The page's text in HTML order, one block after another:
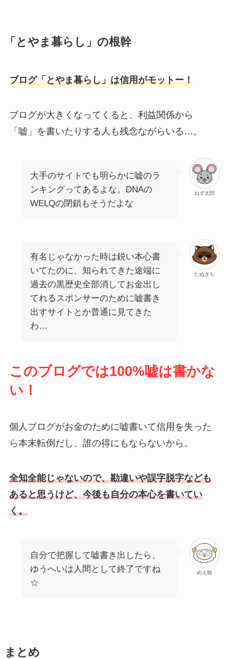
「とやま暮らし」の根幹
ブログ「とやま暮らし」は信用がモットー！
ブログが大きくなってくると、利益関係から
「嘘」を書いたりする人も残念ながらいる…。
ねず太郎
大手のサイトでも明らかに嘘のラ
ンキングってあるよな。DNAの
WELQの閉鎖もそうだよな
たぬきち
有名じゃなかった時は鋭い本心書
いてたのに、知られてきた途端に
過去の黒歴史全部消してお金出し
てれるスポンサーのために嘘書き
出すサイトとか普通に見てきた
わ…
このブログでは100%嘘は書かな
い！
個人ブログがお金のために嘘書いて信用を失った
ら本末転倒だし、誰の得にもならないから。
全知全能じゃないので、勘違いや誤字脱字なども
あると思うけど、今後も自分の本心を書いてい
く。
めえ助
自分で把握して嘘書き出したら、
ゆうへいは人間として終了ですね
☆
まとめ